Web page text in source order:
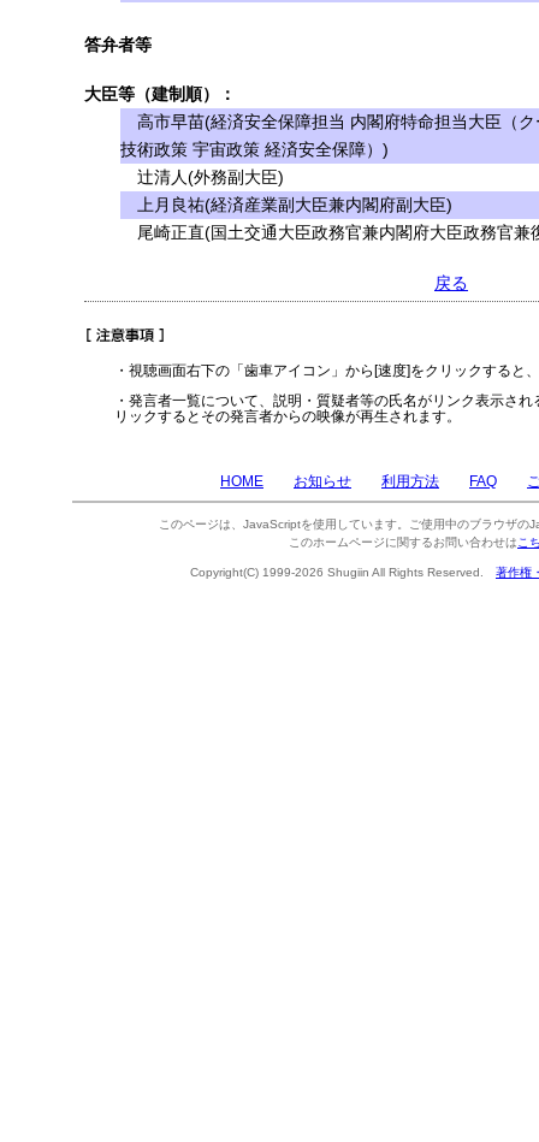
答弁者等
大臣等（建制順）：
高市早苗(経済安全保障担当 内閣府特命担当大臣（
技術政策 宇宙政策 経済安全保障）)
辻清人(外務副大臣)
上月良祐(経済産業副大臣兼内閣府副大臣)
尾崎正直(国土交通大臣政務官兼内閣府大臣政務官兼
戻る
・視聴画面右下の「歯車アイコン」から[速度]をクリックすると
・発言者一覧について、説明・質疑者等の氏名がリンク表示さ
リックするとその発言者からの映像が再生されます。
HOME お知らせ 利用方法 FAQ
このページは、JavaScriptを使用しています。ご使用中のブラウザの
このホームページに関するお問い合わせは こ
Copyright(C) 1999-2026 Shugiin All Rights Reserved. 著作権